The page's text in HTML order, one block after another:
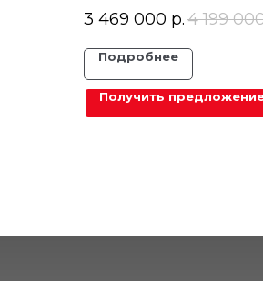
LCA и др.
Адаптивный круиз-
Круговой обзор
Панорамный люк с
электроприводом
3 469 000 р.4 199
Подробнее
Получить